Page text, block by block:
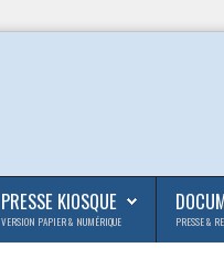
PRESSE KIOSQUE
VERSION PAPIER & NUMÉRIQUE PRESSE &